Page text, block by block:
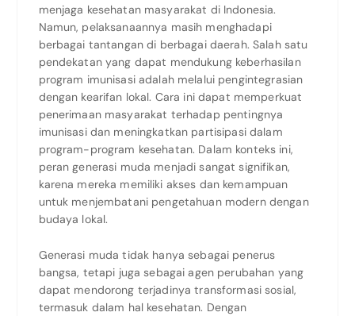
menjaga kesehatan masyarakat di Indonesia.
Namun, pelaksanaannya masih menghadapi
berbagai tantangan di berbagai daerah. Salah satu
pendekatan yang dapat mendukung keberhasilan
program imunisasi adalah melalui pengintegrasian
dengan kearifan lokal. Cara ini dapat memperkuat
penerimaan masyarakat terhadap pentingnya
imunisasi dan meningkatkan partisipasi dalam
program-program kesehatan. Dalam konteks ini,
peran generasi muda menjadi sangat signifikan,
karena mereka memiliki akses dan kemampuan
untuk menjembatani pengetahuan modern dengan
budaya lokal.
Generasi muda tidak hanya sebagai penerus
bangsa, tetapi juga sebagai agen perubahan yang
dapat mendorong terjadinya transformasi sosial,
termasuk dalam hal kesehatan. Dengan